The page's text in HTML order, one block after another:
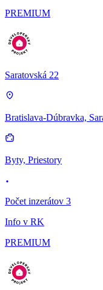
PREMIUM
Saratovská 22
Bratislava-Dúbravka,
Byty, Priestory
Počet inzerátov 3
Info v RK
PREMIUM